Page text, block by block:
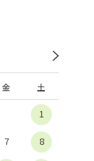
金 土
1
7 8